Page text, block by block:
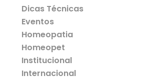
Dicas Técnicas
Eventos
Homeopatia
Homeopet
Institucional
Internacional